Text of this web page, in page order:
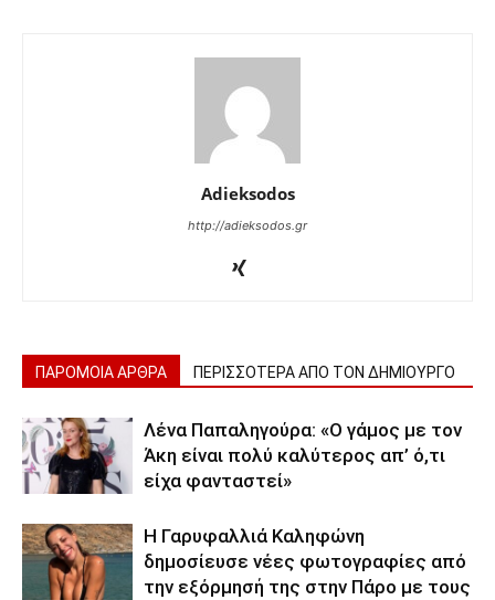
Adieksodos
http://adieksodos.gr
ΠΑΡΟΜΟΙΑ ΑΡΘΡΑ ΠΕΡΙΣΣΟΤΕΡΑ ΑΠΟ ΤΟΝ ΔΗΜΙΟΥΡΓΟ
Λένα Παπαληγούρα: «Ο γάμος με τον
Άκη είναι πολύ καλύτερος απ’ ό,τι
είχα φανταστεί»
Η Γαρυφαλλιά Καληφώνη
δημοσίευσε νέες φωτογραφίες από
την εξόρμησή της στην Πάρο με τους